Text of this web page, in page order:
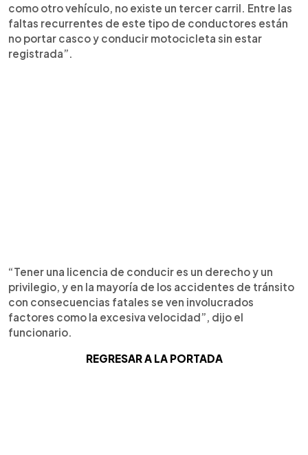
como otro vehículo, no existe un tercer carril. Entre las
faltas recurrentes de este tipo de conductores están
no portar casco y conducir motocicleta sin estar
registrada”.
“Tener una licencia de conducir es un derecho y un
privilegio, y en la mayoría de los accidentes de tránsito
con consecuencias fatales se ven involucrados
factores como la excesiva velocidad”, dijo el
funcionario.
REGRESAR A LA PORTADA